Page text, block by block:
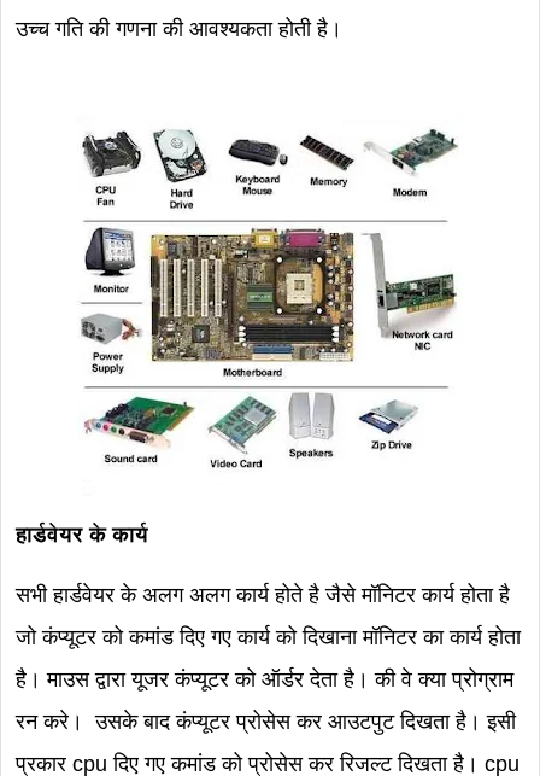
उच्च गति की गणना की आवश्यकता होती है।
हार्डवेयर के कार्य
सभी हार्डवेयर के अलग अलग कार्य होते है जैसे मॉनिटर कार्य होता है
जो कंप्यूटर को कमांड दिए गए कार्य को दिखाना मॉनिटर का कार्य होता
है। माउस द्वारा यूजर कंप्यूटर को ऑर्डर देता है। की वे क्या प्रोग्राम
रन करे। उसके बाद कंप्यूटर प्रोसेस कर आउटपुट दिखता है। इसी
प्रकार cpu दिए गए कमांड को प्रोसेस कर रिजल्ट दिखता है। cpu